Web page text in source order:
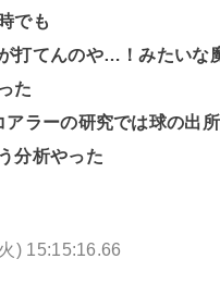
でも
打てんのや…！みたいな
た
アラーの研究では球の出
分析やった
) 15:15:16.66